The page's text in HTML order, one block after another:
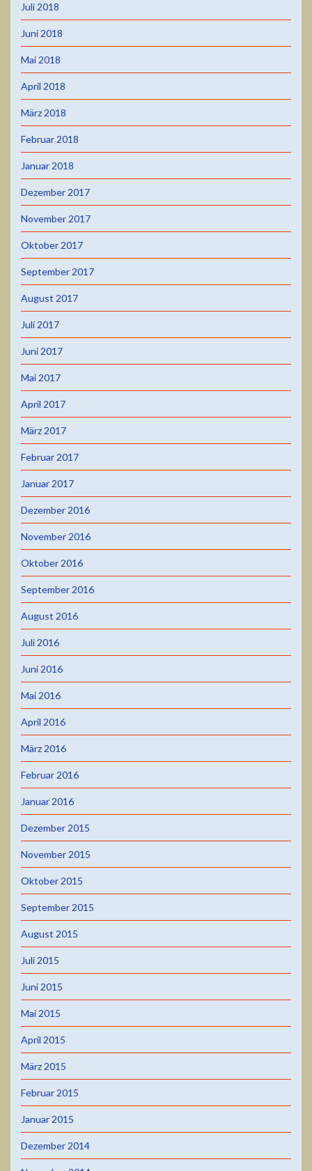
Juli 2018
Juni 2018
Mai 2018
April 2018
März 2018
Februar 2018
Januar 2018
Dezember 2017
November 2017
Oktober 2017
September 2017
August 2017
Juli 2017
Juni 2017
Mai 2017
April 2017
März 2017
Februar 2017
Januar 2017
Dezember 2016
November 2016
Oktober 2016
September 2016
August 2016
Juli 2016
Juni 2016
Mai 2016
April 2016
März 2016
Februar 2016
Januar 2016
Dezember 2015
November 2015
Oktober 2015
September 2015
August 2015
Juli 2015
Juni 2015
Mai 2015
April 2015
März 2015
Februar 2015
Januar 2015
Dezember 2014